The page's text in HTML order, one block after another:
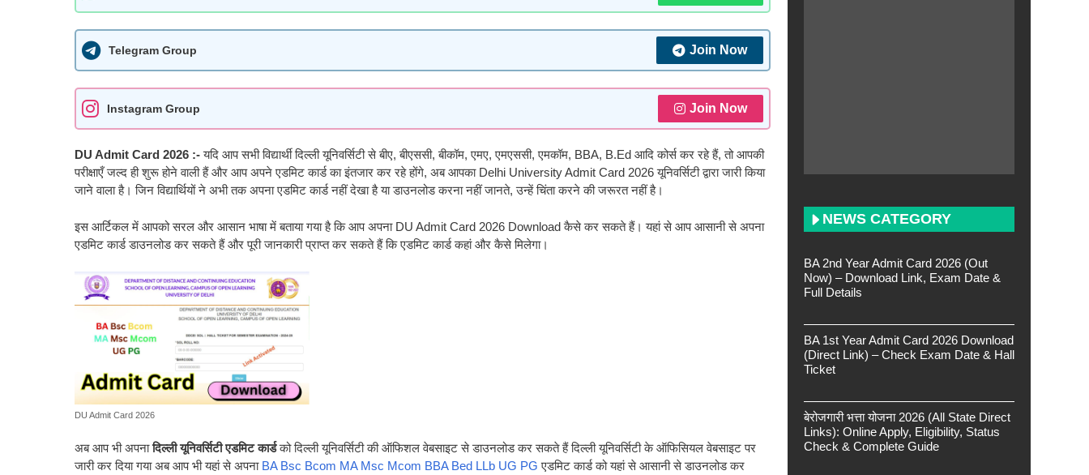
Telegram Group Join Now
Instagram Group Join Now
DU Admit Card 2026 :-यदि आप सभी विद्यार्थी दिल्ली यूनिवर्सिटी से बीए, बीएससी, बीकॉम, एमए, एमएससी, एमकॉम, BBA, B.Ed आदि कोर्स कर रहे हैं, तो आपकी
परीक्षाएँ जल्द ही शुरू होने वाली हैं और आप अपने एडमिट कार्ड का इंतजार कर रहे होंगे, अब आपका Delhi University Admit Card 2026 यूनिवर्सिटी द्वारा जारी किया
जाने वाला है। जिन विद्यार्थियों ने अभी तक अपना एडमिट कार्ड नहीं देखा है या डाउनलोड करना नहीं जानते, उन्हें चिंता करने की जरूरत नहीं है।
इस आर्टिकल में आपको सरल और आसान भाषा में बताया गया है कि आप अपना DU Admit Card 2026 Download कैसे कर सकते हैं। यहां से आप आसानी से अपना
एडमिट कार्ड डाउनलोड कर सकते हैं और पूरी जानकारी प्राप्त कर सकते हैं कि एडमिट कार्ड कहां और कैसे मिलेगा।
DU Admit Card 2026
अब आप भी अपनादिल्ली यूनिवर्सिटी एडमिट कार्डको दिल्ली यूनिवर्सिटी की ऑफिशल वेबसाइट से डाउनलोड कर सकते हैं दिल्ली यूनिवर्सिटी के ऑफिसियल वेबसाइट पर
जारी कर दिया गया अब आप भी यहां से अपना BA Bsc Bcom MA Msc Mcom BBA Bed LLb UG PG एडमिट कार्ड को यहां से आसानी से डाउनलोड कर
NEWS CATEGORY
BA 2nd Year Admit Card 2026 (Out
Now) – Download Link, Exam Date &
Full Details
BA 1st Year Admit Card 2026 Download
(Direct Link) – Check Exam Date & Hall
Ticket
बेरोजगारी भत्ता योजना 2026 (All State Direct
Links): Online Apply, Eligibility, Status
Check & Complete Guide